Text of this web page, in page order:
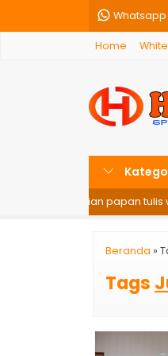
Whatsapp
Home
setiap pembelian papan tulis
Beranda »
Tags